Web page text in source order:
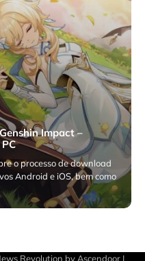
Impact –
o processo de download
Android e iOS, bem como
Revolution by Ascendoor |